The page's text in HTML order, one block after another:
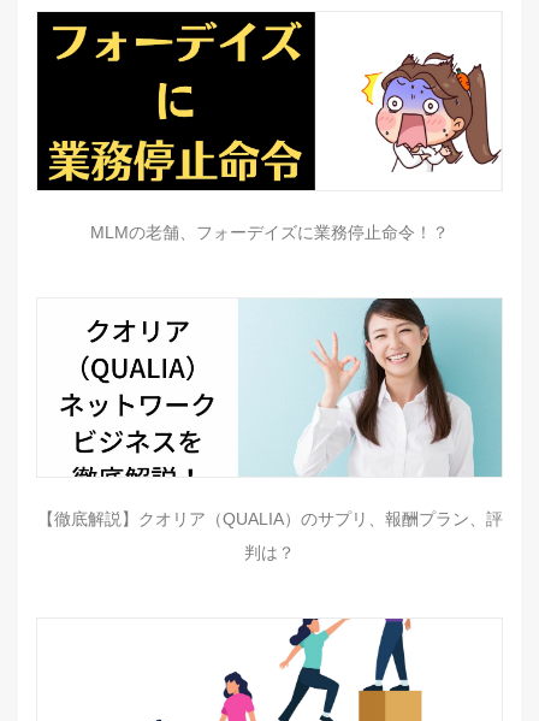
MLMの老舗、フォーデイズに業務停止命令！？
【徹底解説】クオリア（QUALIA）のサプリ、報酬プラン、評
判は？